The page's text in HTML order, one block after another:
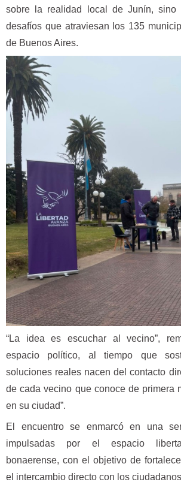
sobre la realidad local de Junín, sino
desafíos que atraviesan los 135
de Buenos Aires.
“La idea es escuchar al vecino”,
espacio político, al tiempo que
soluciones reales nacen del contacto
de cada vecino que conoce de primera
en su ciudad”.
El encuentro se enmarcó en una
impulsadas por el espacio
bonaerense, con el objetivo de
el intercambio directo con los